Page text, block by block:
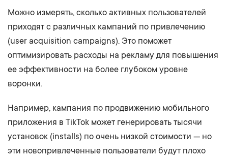
Можно измерять, сколько активных пользователей
приходят с различных кампаний по привлечению
(user acquisition campaigns). Это поможет
оптимизировать расходы на рекламу для повышения
ее эффективности на более глубоком уровне
воронки.
Например, кампания по продвижению мобильного
приложения в TikTok может генерировать тысячи
установок (installs) по очень низкой стоимости — но
эти новопривлеченные пользователи будут плохо